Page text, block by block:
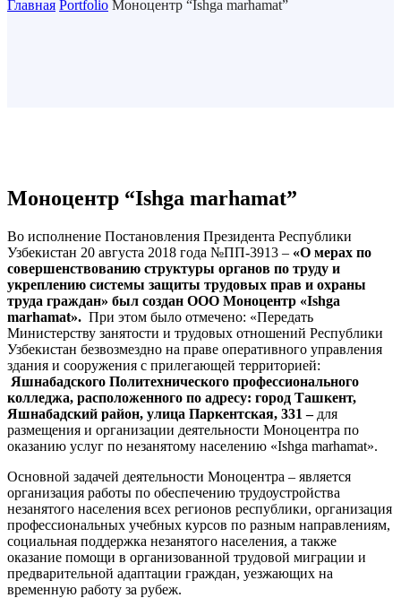
Главная Portfolio Моноцентр “Ishga marhamat”
Моноцентр “Ishga marhamat”
Во исполнение Постановления Президента Республики
Узбекистан 20 августа 2018 года №ПП-3913 – «О мерах по
совершенствованию структуры органов по труду и
укреплению системы защиты трудовых прав и охраны
труда граждан» был создан ООО Моноцентр «Ishga
marhamat». При этом было отмечено: «Передать
Министерству занятости и трудовых отношений Республики
Узбекистан безвозмездно на праве оперативного управления
здания и сооружения с прилегающей территорией:
Яшнабадского Политехнического профессионального
колледжа, расположенного по адресу: город Ташкент,
Яшнабадский район, улица Паркентская, 331 – для
размещения и организации деятельности Моноцентра по
оказанию услуг по незанятому населению «Ishga marhamat».
Основной задачей деятельности Моноцентра – является
организация работы по обеспечению трудоустройства
незанятого населения всех регионов республики, организация
профессиональных учебных курсов по разным направлениям,
социальная поддержка незанятого населения, а также
оказание помощи в организованной трудовой миграции и
предварительной адаптации граждан, уезжающих на
временную работу за рубеж.